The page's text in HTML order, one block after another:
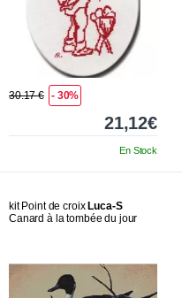
30.17 € - 30%
21,12€
En Stock
kit Point de croix Luca-S
Canard à la tombée du jour